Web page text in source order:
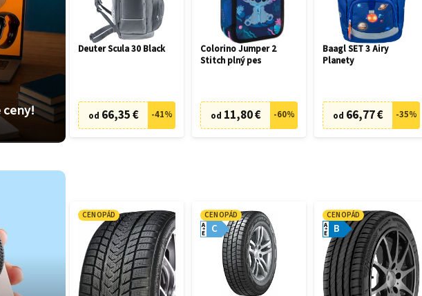
ceny!
Deuter Scula 30 Black
od 66,35 € -41%
Colorino Jumper 2
Stitch plný pes
od 11,80 € -60%
Baagl SET 3 Airy
Planety
od 66,77 € -35%
CENOPÁD CENOPÁD
C
A
E
CENOPÁD
B
A
E